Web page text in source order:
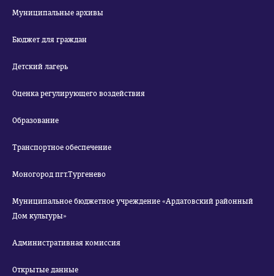
Муниципальные архивы
Бюджет для граждан
Детский лагерь
Оценка регулирующего воздействия
Образование
Транспортное обеспечение
Моногород пгт.Тургенево
Муниципальное бюджетное учреждение «Ардатовский районный
Дом культуры»
Административная комиссия
Открытые данные